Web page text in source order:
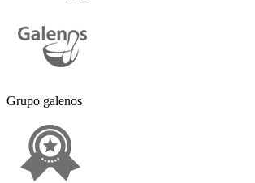
Grupo galenos